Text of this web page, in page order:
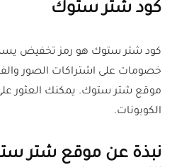
كود شتر ستوك
كود شتر ستوك هو رمز تخفيض
خصومات على اشتراكات الصور
موقع شتر ستوك. يمكنك العثور
الكوبونات.
نبذة عن موقع شتر